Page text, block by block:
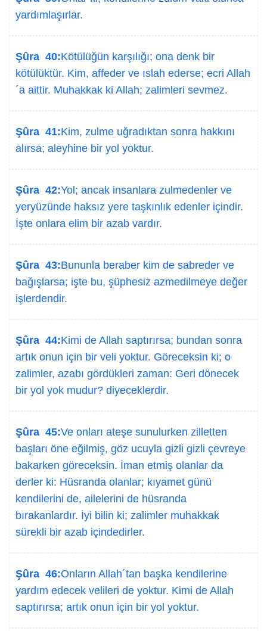
yardımlaşırlar.
Şûra 40:Kötülüğün karşılığı; ona denk bir
kötülüktür. Kim, affeder ve ıslah ederse; ecri Allah
´a aittir. Muhakkak ki Allah; zalimleri sevmez.
Şûra 41:Kim, zulme uğradıktan sonra hakkını
alırsa; aleyhine bir yol yoktur.
Şûra 42:Yol; ancak insanlara zulmedenler ve
yeryüzünde haksız yere taşkınlık edenler içindir.
İşte onlara elim bir azab vardır.
Şûra 43:Bununla beraber kim de sabreder ve
bağışlarsa; işte bu, şüphesiz azmedilmeye değer
işlerdendir.
Şûra 44:Kimi de Allah saptırırsa; bundan sonra
artık onun için bir veli yoktur. Göreceksin ki; o
zalimler, azabı gördükleri zaman: Geri dönecek
bir yol yok mudur? diyeceklerdir.
Şûra 45:Ve onları ateşe sunulurken zilletten
başları öne eğilmiş, göz ucuyla gizli gizli çevreye
bakarken göreceksin. İman etmiş olanlar da
derler ki: Hüsranda olanlar; kıyamet günü
kendilerini de, ailelerini de hüsranda
bırakanlardır. İyi bilin ki; zalimler muhakkak
sürekli bir azab içindedirler.
Şûra 46:Onların Allah´tan başka kendilerine
yardım edecek velileri de yoktur. Kimi de Allah
saptırırsa; artık onun için bir yol yoktur.